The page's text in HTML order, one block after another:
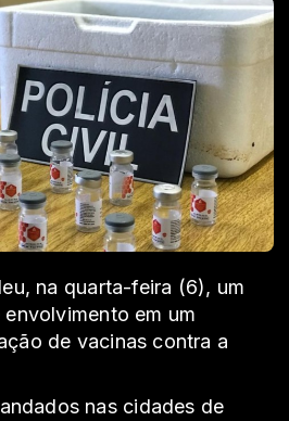
na quarta-feira (6), um
em um
de vacinas contra a
nas cidades de